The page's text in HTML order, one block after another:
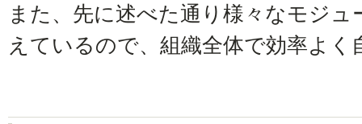
また、先に述べた通り様々なモジ
えているので、組織全体で効率よ